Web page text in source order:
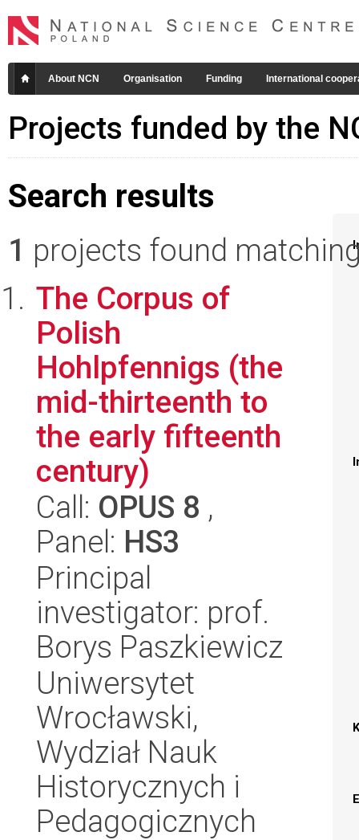
About NCN Organisation Funding International
Projects funded by the
Search results
1 projects found
The Corpus of
Polish
Hohlpfennigs (the
mid-thirteenth to
the early fifteenth
century)
Call: OPUS 8 ,
Panel: HS3
Principal
investigator: prof.
Borys Paszkiewicz
Uniwersytet
Wrocławski,
Wydział Nauk
Historycznych i
Pedagogicznych